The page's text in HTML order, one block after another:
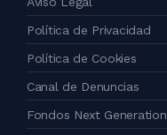
Política de Privacidad
Política de Cookies
Canal de Denuncias
Fondos Next Generation